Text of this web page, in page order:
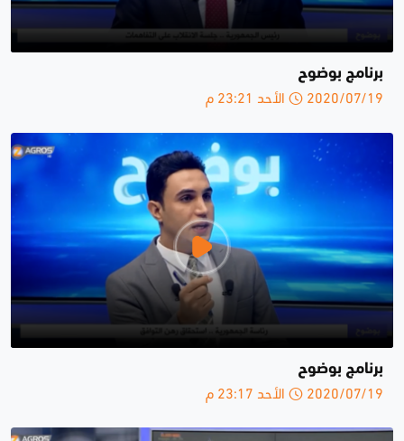
برنامج بوضوح
2020/07/19 الأحد 23:21 م
برنامج بوضوح
2020/07/19 الأحد 23:17 م